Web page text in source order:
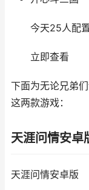
今天25人配
立即查看
下面为无论兄弟
这两款游戏：
天涯问情安卓
天涯问情安卓版